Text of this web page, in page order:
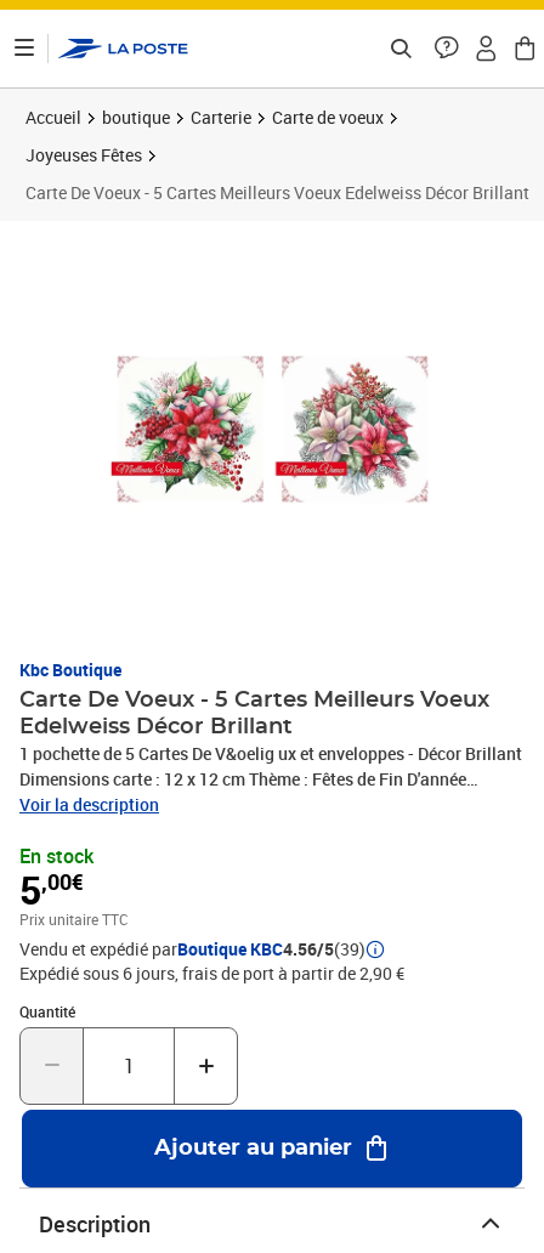
Accueil boutique Carterie
Carte de voeux
Joyeuses Fêtes
Carte De Voeux - 5 Cartes Meilleurs Voeux Edelweiss Décor Brillant
Kbc Boutique
Carte De Voeux - 5 Cartes Meilleurs Voeux
Edelweiss Décor Brillant
1 pochette de 5 Cartes De V&oelig ux et enveloppes - Décor Brillant
Dimensions carte : 12 x 12 cm Thème : Fêtes de Fin D'année
Modèles : Assortiment de 2 modèles : Meilleurs Voeux Edelweiss
Voir la description
En stock
5,00€
Prix unitaire TTC
Vendu et expédié parBoutique KBC4.56/5(39)
Expédié sous 6 jours, frais de port à partir de 2,90 €
Quantité
Quantité : 1
Ajouter au panier
Description